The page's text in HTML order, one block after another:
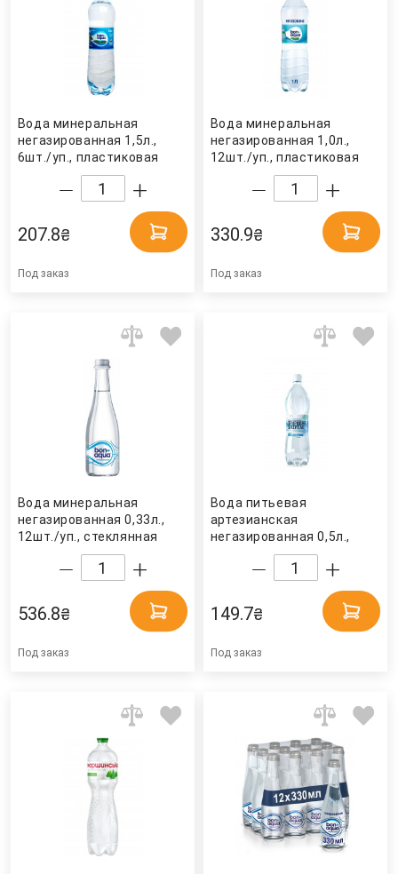
Вода минеральная
негазированная 1,5л.,
6шт./уп., пластиковая
бутылка Bonaqva
207.8₴
Под заказ
Вода минеральная
негазированная 1,0л.,
12шт./уп., пластиковая
бутылка Bonaqva
330.9₴
Под заказ
Вода минеральная
негазированная 0,33л.,
12шт./уп., стеклянная
бутылка Bonaqva
536.8₴
Под заказ
Вода питьевая
артезианская
негазированная 0,5л.,
12шт./уп., пластиковая
бутылка Природне
149.7₴
Под заказ